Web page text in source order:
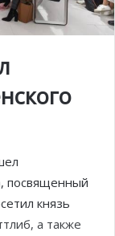
посвященный
князь
а также